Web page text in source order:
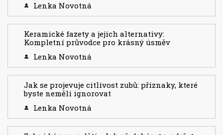
Lenka Novotná
Keramické fazety a jejich alternativy:
Kompletní průvodce pro krásný úsměv
Lenka Novotná
Jak se projevuje citlivost zubů: příznaky, které
byste neměli ignorovat
Lenka Novotná